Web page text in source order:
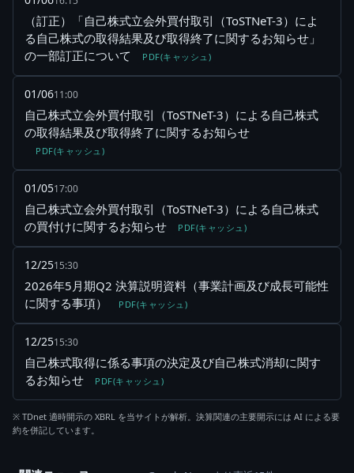
（訂正）「自己株式立会外買付取引（ToSTNeT-3）によ
る自己株式の取得結果及び取得終了に関するお知らせ」
の一部訂正について
PDF(キャッシュ)
01/0611:00
自己株式立会外買付取引（ToSTNeT-3）による自己株式
の取得結果及び取得終了に関するお知らせ
PDF(キャッシュ)
01/0517:00
自己株式立会外買付取引（ToSTNeT-3）による自己株式
の買付けに関するお知らせ
PDF(キャッシュ)
12/2515:30
2026年5月期Q2 決算説明資料（事業計画及び成長可能性
に関する事項）
PDF(キャッシュ)
12/2515:30
自己株式取得に係る事項の決定及び自己株式消却に関す
るお知らせ
PDF(キャッシュ)
※ TDnet 適時開示の XBRL を当サイトが解析。決算関連の主要開示には AI による要
約を併記しています。